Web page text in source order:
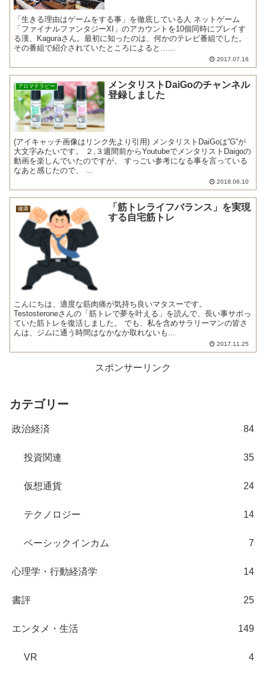
「生きる理由はゲームをする事」を徹底している人 ネットゲーム
「ファイナルファンタジーXI」のアカウントを10個同時にプレイす
る漢、Kaguraさん。最初に知ったのは、何かのテレビ番組でした。
その番組で紹介されていたところによると…...
2017.07.16
アロマテラピー
メンタリストDaiGoのチャンネル
登録しました
(アイキャッチ画像はリンク先より引用) メンタリストDaiGoは”G”が
大文字みたいです。 ２,３週間前からYoutubeでメンタリストDaigoの
動画を楽しんでいたのですが、 すっごい参考になる事を言っている
なあと感じたので、 ...
2018.06.10
健康
「筋トレライフバランス」を実現
する自宅筋トレ
こんにちは、適度な筋肉痛が気持ち良いマタスーです。
Testosteroneさんの「筋トレで夢を叶える」を読んで、長い事サボっ
ていた筋トレを復活しました。 でも、私を含めサラリーマンの皆さ
んは、ジムに通う時間はなかなか取れないも...
2017.11.25
スポンサーリンク
カテゴリー
政治経済 84
投資関連 35
仮想通貨 24
テクノロジー 14
ベーシックインカム 7
心理学・行動経済学 14
書評 25
エンタメ・生活 149
VR 4